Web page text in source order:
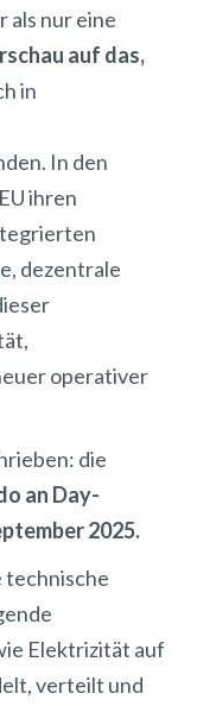
als nur eine
auf das,
in
In den
ihren
dezentrale
operativer
die
an Day-
2025.
technische
Elektrizität auf
verteilt und